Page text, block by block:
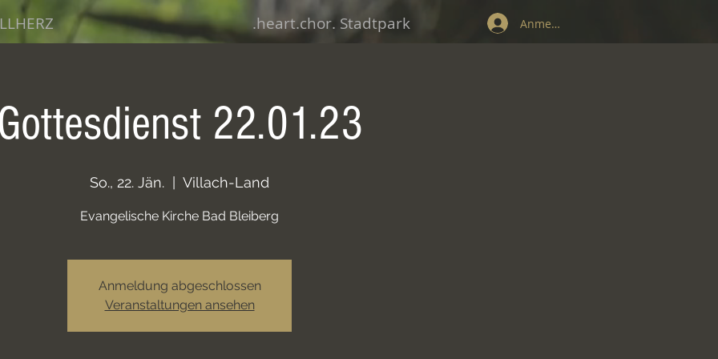
.heart.chor. Stadtpark Anmelden
22.01.23
So., 22. Jän. Villach-Land
Evangelische Kirche Bad Bleiberg
Anmeldung abgeschlossen
Veranstaltungen ansehen